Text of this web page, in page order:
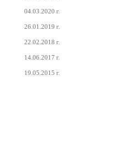
04.03.2020 г.
26.01.2019 г.
22.02.2018 г.
14.06.2017 г.
19.05.2015 г.